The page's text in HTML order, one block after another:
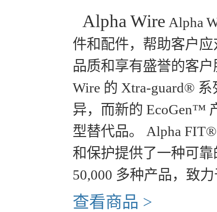
Alpha Wire Alpha
件和配件，帮助客户
品质和享有盛誉的客
Wire 的 Xtra-guard®
异，而新的 EcoGen™
型替代品。 Alpha
和保护提供了一种可
50,000 多种产品，致
查看商品 >